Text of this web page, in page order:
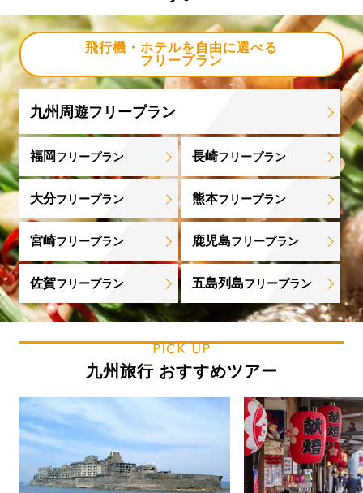
飛行機・ホテルを自由に選べる
フリープラン
九州周遊フリープラン
福岡 フリープラン 長崎フリープラン
大分フリープラン 熊本フリープラン
宮崎フリープラン 鹿児島フリープラン
佐賀フリープラン 五島列島フリープラン
PICK UP
九州旅行 おすすめツアー